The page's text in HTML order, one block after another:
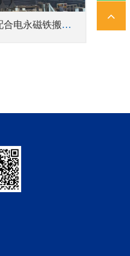
桁架自动化设备配合电永磁铁搬运的优势